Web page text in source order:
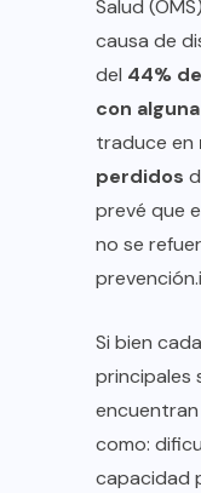
Salud
causa de
del 44%
con
traduce en
perdidos
prevé que
no se
prevención.i
Si bien
principales
como:
capacidad